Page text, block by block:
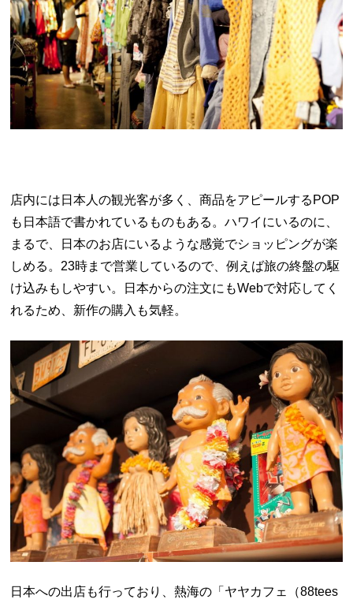
店内には日本人の観光客が多く、商品をアピールするPOP
も日本語で書かれているものもある。ハワイにいるのに、
まるで、日本のお店にいるような感覚でショッピングが楽
しめる。23時まで営業しているので、例えば旅の終盤の駆
け込みもしやすい。日本からの注文にもWebで対応してく
れるため、新作の購入も気軽。
日本への出店も行っており、熱海の「ヤヤカフェ（88tees